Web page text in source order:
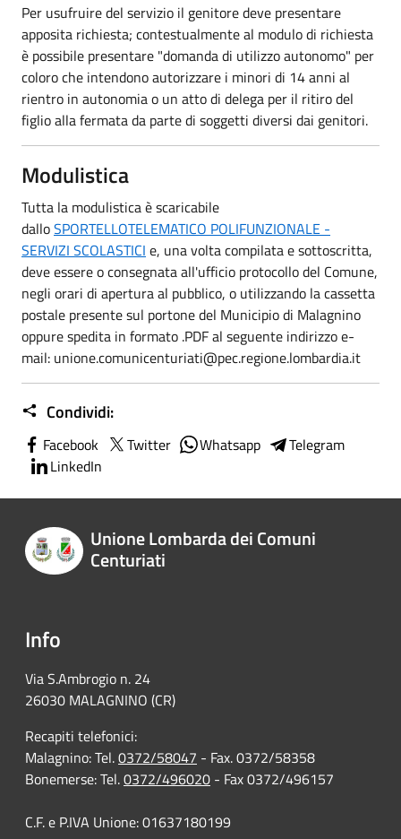
Per usufruire del servizio il genitore deve presentare
apposita richiesta; contestualmente al modulo di richiesta
è possibile presentare "domanda di utilizzo autonomo" per
coloro che intendono autorizzare i minori di 14 anni al
rientro in autonomia o un atto di delega per il ritiro del
figlio alla fermata da parte di soggetti diversi dai genitori.
Modulistica
Tutta la modulistica è scaricabile
dalloSPORTELLOTELEMATICO POLIFUNZIONALE -
SERVIZI SCOLASTICI e, una volta compilata e sottoscritta,
deve essere o consegnata all'ufficio protocollo del Comune,
negli orari di apertura al pubblico, o utilizzando la cassetta
postale presente sul portone del Municipio di Malagnino
oppure spedita in formato .PDF al seguente indirizzo e-
mail: unione.comunicenturiati@pec.regione.lombardia.it
Condividi:
Facebook Twitter Whatsapp
Telegram
LinkedIn
Unione Lombarda dei Comuni
Centuriati
Info
Via S.Ambrogio n. 24
26030 MALAGNINO (CR)
Recapiti telefonici:
Malagnino: Tel.0372/58047 - Fax. 0372/58358
Bonemerse: Tel.0372/496020 - Fax 0372/496157
C.F. e P.IVA Unione: 01637180199